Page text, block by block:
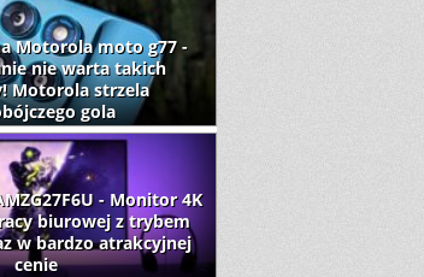
Motorola moto g77 -
nie warta takich
Motorola strzela
gola
- Monitor 4K
biurowej z trybem
w bardzo atrakcyjnej
cenie